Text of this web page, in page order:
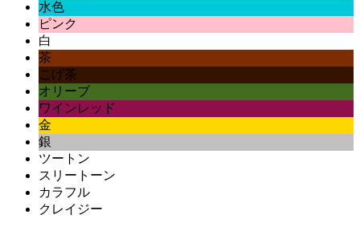
水色
ピンク
白
茶
こげ茶
オリーブ
ワインレッド
金
銀
ツートン
スリートーン
カラフル
クレイジー